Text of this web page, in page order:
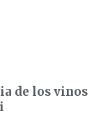
de los vinos